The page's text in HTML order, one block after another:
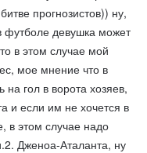
прогнозистов)) ну,
футболе девушка может
в этом случае мой
мое мнение что в
на гол в ворота хозяев,
и если им не хочется в
в этом случае надо
Дженоа-Аталанта, ну